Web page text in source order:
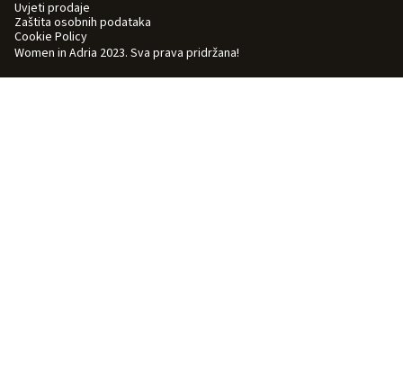
Women in Adria 2023. Sva prava pridržana!
Uvjeti prodaje
Zaštita osobnih podataka
Cookie Policy